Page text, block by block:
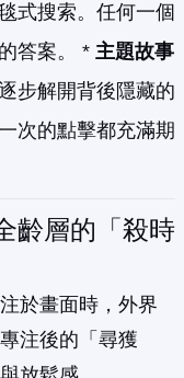
式搜索。任何一個
答案。 * 主題故事
步解開背後隱藏的
次的點擊都充滿期
齡層的「殺時
於畫面時，外界
注後的「尋獲